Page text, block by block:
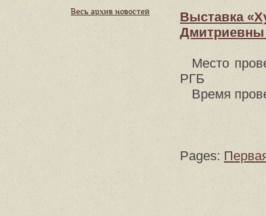
Выставка
Дмитриевны
Место
РГБ
Время
Pages:
Весь архив новостей